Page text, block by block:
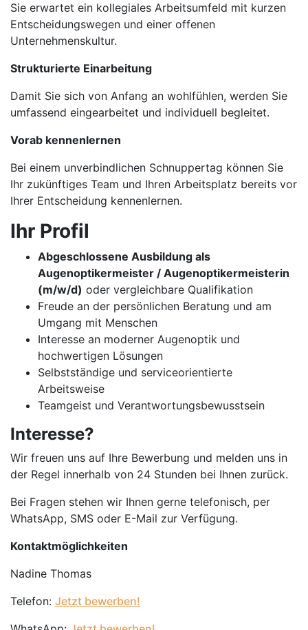
Sie erwartet ein kollegiales Arbeitsumfeld mit kurzen
Entscheidungswegen und einer offenen
Unternehmenskultur.
Strukturierte Einarbeitung
Damit Sie sich von Anfang an wohlfühlen, werden Sie
umfassend eingearbeitet und individuell begleitet.
Vorab kennenlernen
Bei einem unverbindlichen Schnuppertag können Sie
Ihr zukünftiges Team und Ihren Arbeitsplatz bereits vor
Ihrer Entscheidung kennenlernen.
Ihr Profil
Abgeschlossene Ausbildung als
Augenoptikermeister / Augenoptikermeisterin
(m/w/d) oder vergleichbare Qualifikation
Freude an der persönlichen Beratung und am
Umgang mit Menschen
Interesse an moderner Augenoptik und
hochwertigen Lösungen
Selbstständige und serviceorientierte
Arbeitsweise
Teamgeist und Verantwortungsbewusstsein
Interesse?
Wir freuen uns auf Ihre Bewerbung und melden uns in
der Regel innerhalb von 24 Stunden bei Ihnen zurück.
Bei Fragen stehen wir Ihnen gerne telefonisch, per
WhatsApp, SMS oder E-Mail zur Verfügung.
Kontaktmöglichkeiten
Nadine Thomas
Telefon: Jetzt bewerben!